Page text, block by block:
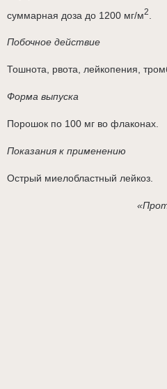
суммарная доза до 1200 мг/м2
Побочное действие
Тошнота, рвота, лейкопения,
Форма выпуска
Порошок по 100 мг во флаконах.
Показания к применению
Острый миелобластный лейкоз.